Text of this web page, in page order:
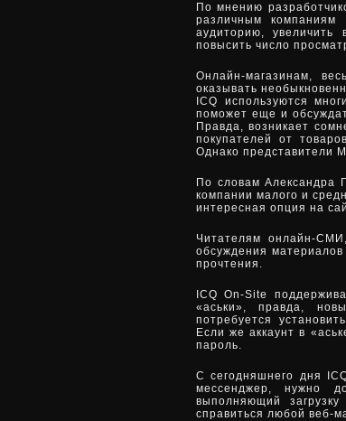
По мнению
различным
аудиторию, увеличить
повысить число
Онлайн-магазинам,
оказывать
ICQ используются
поможет еще и
Правда, возникает
покупателей от
Однако представители
По словам Александра
компании малого и
интересная опция на
Читателям онлайн-
обсуждения
прочтения.
ICQ On-Site
«аськи», правда,
потребуется
Если же аккаунт в
пароль.
С сегодняшнего дня
мессенджер, нужно
выполняющий
справиться любой веб-